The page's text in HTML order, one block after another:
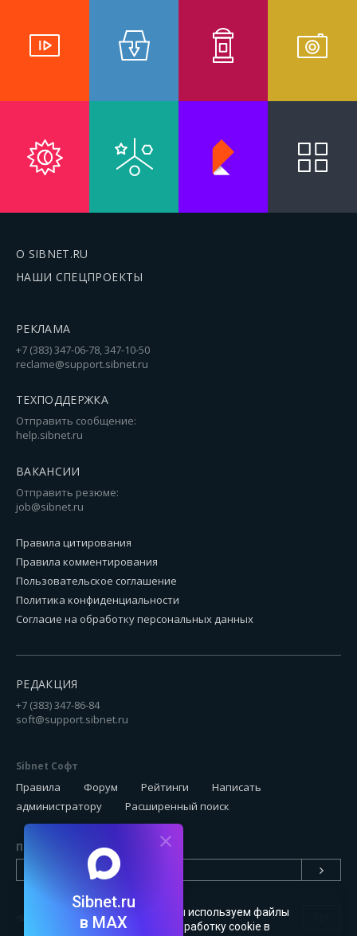
О SIBNET.RU
НАШИ СПЕЦПРОЕКТЫ
РЕКЛАМА
+7 (383) 347-06-78, 347-10-50
reclame@support.sibnet.ru
ТЕХПОДДЕРЖКА
Отправить сообщение:
help.sibnet.ru
ВАКАНСИИ
Отправить резюме:
job@sibnet.ru
Правила цитирования
Правила комментирования
Пользовательское соглашение
Политика конфиденциальности
Согласие на обработку персональных данных
РЕДАКЦИЯ
+7 (383) 347-86-84
soft@support.sibnet.ru
Sibnet Софт
Правила Форум Рейтинги
Написать
администратору
Расширенный поиск
Подписаться на новинки
Чтобы сайт был удобным, мы используем файлы
. Можете запретить обработку cookie в
Sibnet.ru
в MAX